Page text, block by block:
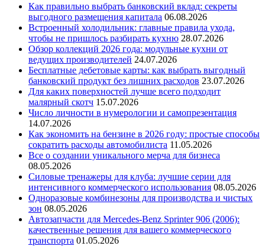
Как правильно выбрать банковский вклад: секреты
выгодного размещения капитала 06.08.2026
Встроенный холодильник: главные правила ухода,
чтобы не пришлось разбирать кухню 28.07.2026
Обзор коллекций 2026 года: модульные кухни от
ведущих производителей 24.07.2026
Бесплатные дебетовые карты: как выбрать выгодный
банковский продукт без лишних расходов 23.07.2026
Для каких поверхностей лучше всего подходит
малярный скотч 15.07.2026
Число личности в нумерологии и самопрезентация
14.07.2026
Как экономить на бензине в 2026 году: простые способы
сократить расходы автомобилиста 11.05.2026
Все о создании уникального мерча для бизнеса
08.05.2026
Силовые тренажеры для клуба: лучшие серии для
интенсивного коммерческого использования 08.05.2026
Одноразовые комбинезоны для производства и чистых
зон 08.05.2026
Автозапчасти для Mercedes-Benz Sprinter 906 (2006):
качественные решения для вашего коммерческого
транспорта 01.05.2026